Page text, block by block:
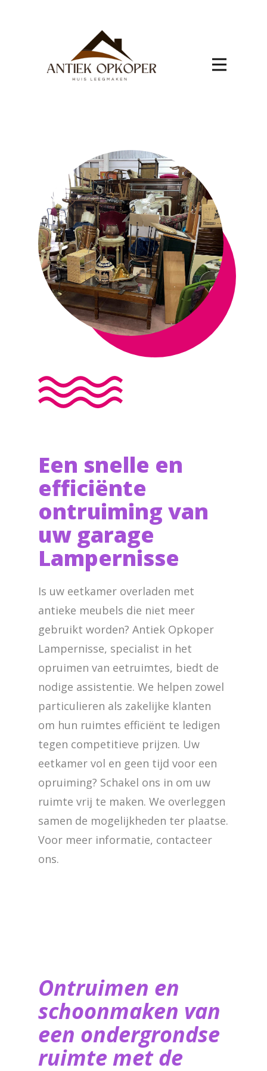
Een snelle en
efficiënte
ontruiming van
uw garage
Lampernisse
Is uw eetkamer overladen met
antieke meubels die niet meer
gebruikt worden? Antiek Opkoper
Lampernisse, specialist in het
opruimen van eetruimtes, biedt de
nodige assistentie. We helpen zowel
particulieren als zakelijke klanten
om hun ruimtes efficiënt te ledigen
tegen competitieve prijzen. Uw
eetkamer vol en geen tijd voor een
opruiming? Schakel ons in om uw
ruimte vrij te maken. We overleggen
samen de mogelijkheden ter plaatse.
Voor meer informatie, contacteer
ons.
Ontruimen en
schoonmaken van
een ondergrondse
ruimte met de